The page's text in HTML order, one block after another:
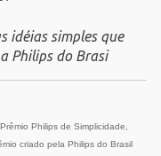
idéias simples que
Philips do Brasi
Philips de Simplicidade,
criado pela Philips do Brasil